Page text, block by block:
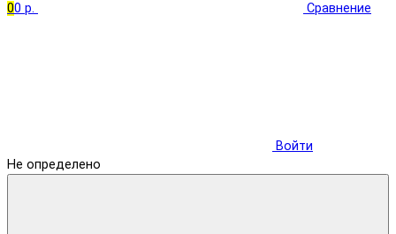
00 р. Сравнение
Войти
Не определено